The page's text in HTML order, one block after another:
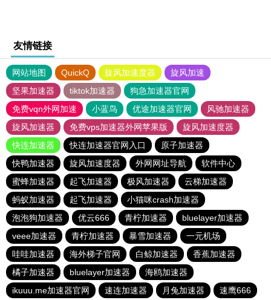
友情链接
网站地图 QuickQ 旋风加速度器
旋风加速
坚果加速器
tiktok加速器
狗急加速器官网
免费vqn外网加速
小蓝鸟 优途加速器官网
风驰加速器
旋风加速器
免费vps加速器外网苹果版
旋风加速度器
快连加速器
快连加速器官网入口
原子加速器
快鸭加速器
旋风加速度器 外网网址导航
软件中心
蜜蜂加速器
起飞加速器 极风加速器
云梯加速器
蚂蚁加速器
起飞加速器
小猫咪crash加速器
泡泡狗加速器
优云666 青柠加速器
bluelayer加速器
veee加速器
青柠加速器 暴雪加速器
一元机场
哇哇加速器
海外梯子官网 白鲸加速器
香蕉加速器
橘子加速器
bluelayer加速器
海鸥加速器
ikuuu.me加速器官网
速连加速器 月兔加速器 速鹰666